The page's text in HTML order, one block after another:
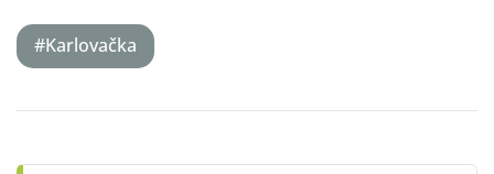
#Karlovačka
navigation